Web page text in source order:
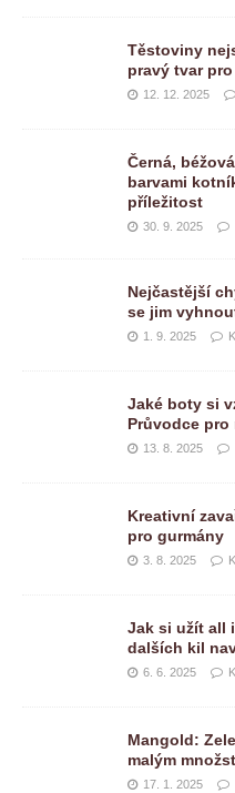
Těstoviny
pravý tvar
12. 12. 2025
Černá,
barvami
příležitost
30. 9. 2025
Nejčastější
se jim
1. 9. 2025
Jaké boty si
Průvodce pro
13. 8. 2025
Kreativní
pro gurmány
3. 8. 2025
Jak si užít all
dalších kil
6. 6. 2025
Mangold:
malým
17. 1. 2025